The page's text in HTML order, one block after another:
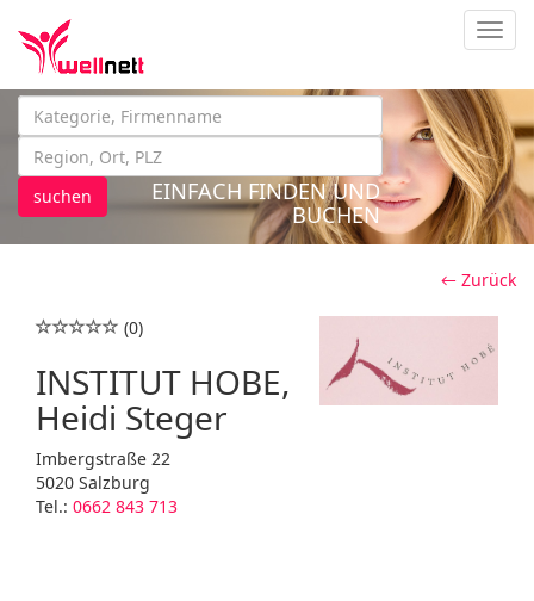
suchen
EINFACH FINDEN UND
BUCHEN
← Zurück
(0)
INSTITUT HOBE,
Heidi Steger
Imbergstraße 22
5020 Salzburg
Tel.: 0662 843 713